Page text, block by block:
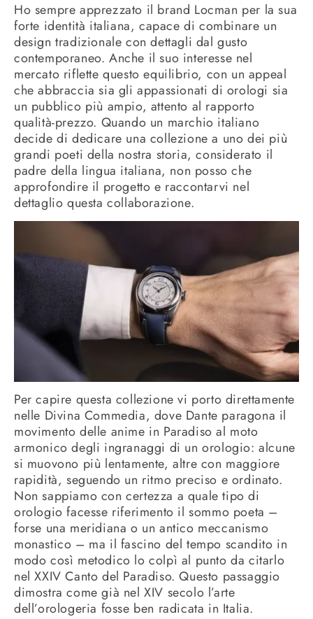
Ho sempre apprezzato il brand Locman per la sua
forte identità italiana, capace di combinare un
design tradizionale con dettagli dal gusto
contemporaneo. Anche il suo interesse nel
mercato riflette questo equilibrio, con un appeal
che abbraccia sia gli appassionati di orologi sia
un pubblico più ampio, attento al rapporto
qualità-prezzo. Quando un marchio italiano
decide di dedicare una collezione a uno dei più
grandi poeti della nostra storia, considerato il
padre della lingua italiana, non posso che
approfondire il progetto e raccontarvi nel
dettaglio questa collaborazione.
Per capire questa collezione vi porto direttamente
nelle Divina Commedia, dove Dante paragona il
movimento delle anime in Paradiso al moto
armonico degli ingranaggi di un orologio: alcune
si muovono più lentamente, altre con maggiore
rapidità, seguendo un ritmo preciso e ordinato.
Non sappiamo con certezza a quale tipo di
orologio facesse riferimento il sommo poeta –
forse una meridiana o un antico meccanismo
monastico – ma il fascino del tempo scandito in
modo così metodico lo colpì al punto da citarlo
nel XXIV Canto del Paradiso. Questo passaggio
dimostra come già nel XIV secolo l’arte
dell’orologeria fosse ben radicata in Italia.